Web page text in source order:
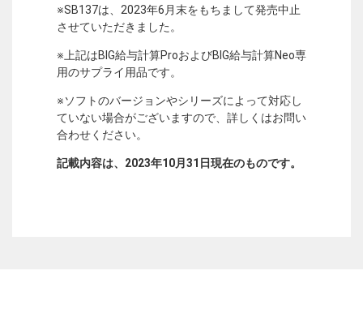
※SB137は、2023年6月末をもちまして発売中止
させていただきました。
※上記はBIG給与計算ProおよびBIG給与計算Neo専
用のサプライ用品です。
※ソフトのバージョンやシリーズによって対応し
ていない場合がございますので、詳しくはお問い
合わせください。
記載内容は、2023年10月31日現在のものです。